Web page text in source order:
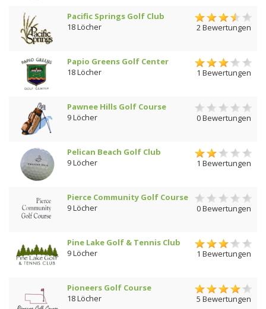
Pacific Springs Golf Club
18 Löcher
2 Bewertungen
Papio Greens Golf Center
18 Löcher
1 Bewertungen
Pawnee Hills Golf Course
9 Löcher
0 Bewertungen
Pelican Beach Golf Club
9 Löcher
1 Bewertungen
Pierce Community Golf Course
9 Löcher
0 Bewertungen
Pine Lake Golf & Tennis Club
9 Löcher
1 Bewertungen
Pioneers Golf Course
18 Löcher
5 Bewertungen